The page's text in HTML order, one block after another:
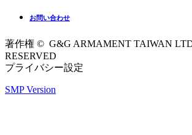
お問い合わせ
著作権 © G&G ARMAMENT TAIWAN
RESERVED
プライバシー設定
SMP Version